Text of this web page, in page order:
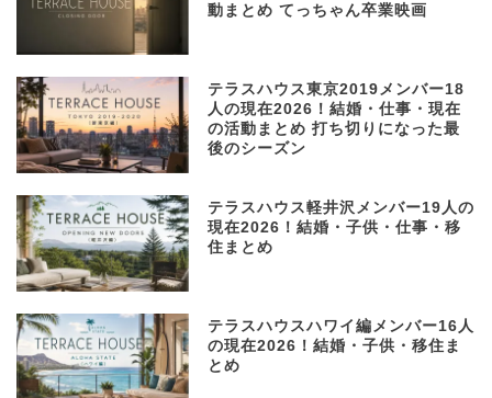
動まとめ てっちゃん卒業映画
テラスハウス東京2019メンバー18
人の現在2026！結婚・仕事・現在
の活動まとめ 打ち切りになった最
後のシーズン
テラスハウス軽井沢メンバー19人の
現在2026！結婚・子供・仕事・移
住まとめ
テラスハウスハワイ編メンバー16人
の現在2026！結婚・子供・移住ま
とめ